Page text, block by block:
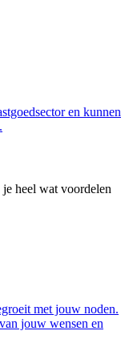
en kunnen
heel wat voordelen
met jouw noden.
jouw wensen en